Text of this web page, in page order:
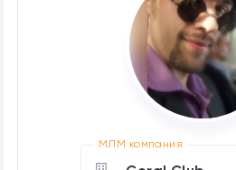
МЛМ компания